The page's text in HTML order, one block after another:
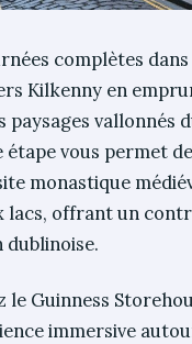
complètes
Kilkenny en
paysages vallonnés
étape vous permet
monastique
lacs, offrant un
dublinoise.
le Guinness
immersive